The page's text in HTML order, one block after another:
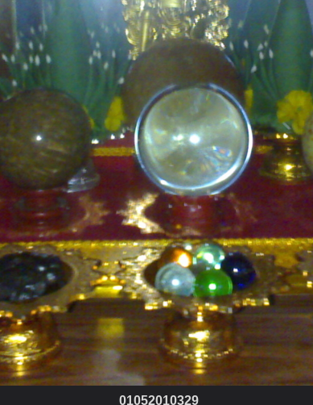
01052010329